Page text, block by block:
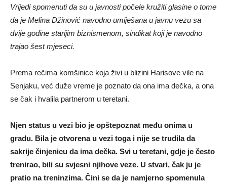
Vrijedi spomenuti da su u javnosti počele kružiti glasine o tome
da je Melina Džinović navodno umiješana u javnu vezu sa
dvije godine starijim biznismenom, sindikat koji je navodno
trajao šest mjeseci.
Prema rečima komšinice koja živi u blizini Harisove vile na
Senjaku, već duže vreme je poznato da ona ima dečka, a ona
se čak i hvalila partnerom u teretani.
Njen status u vezi bio je opštepoznat među onima u
gradu. Bila je otvorena u vezi toga i nije se trudila da
sakrije činjenicu da ima dečka. Svi u teretani, gdje je često
trenirao, bili su svjesni njihove veze. U stvari, čak ju je
pratio na treninzima. Čini se da je namjerno spomenula